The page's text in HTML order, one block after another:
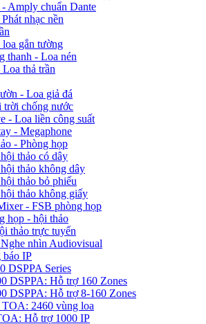
Amply chuẩn Dante
nhạc nền
gắn tường
thanh - Loa nén
thả trần
- Loa giả đá
trời chống nước
- Loa liền công suất
- Megaphone
- Phòng họp
thảo có dây
thảo không dây
thảo bỏ phiếu
thảo không giấy
- FSB phòng họp
họp - hội thảo
thảo trực tuyến
nhìn Audiovisual
báo IP
DSPPA Series
DSPPA: Hỗ trợ 160 Zones
DSPPA: Hỗ trợ 8-160 Zones
2460 vùng loa
Hỗ trợ 1000 IP